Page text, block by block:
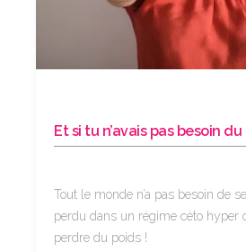
Et si tu n’avais pas besoin
Tout le monde n’a pas besoin de
perdu dans un régime céto hyper
perdre du poids !⠀